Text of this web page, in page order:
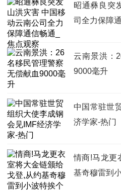
昭通彝良突
司全力保障
云南景洪：
9000毫升
中国常驻世
济学家-热门
情商!马龙更
基奇穆雷到